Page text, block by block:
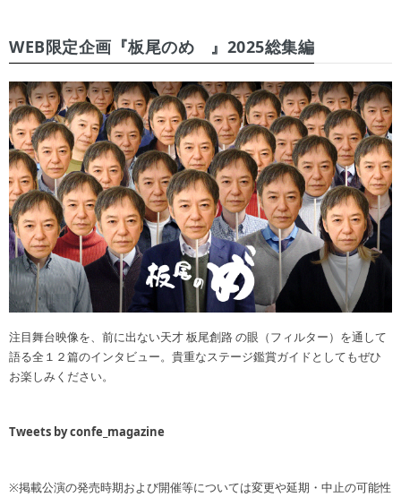
WEB限定企画『板尾のめ゙』2025総集編
注目舞台映像を、前に出ない天才 板尾創路 の眼（フィルター）を通して
語る全１２篇のインタビュー。貴重なステージ鑑賞ガイドとしてもぜひ
お楽しみください。
Tweets by confe_magazine
※掲載公演の発売時期および開催等については変更や延期・中止の可能性